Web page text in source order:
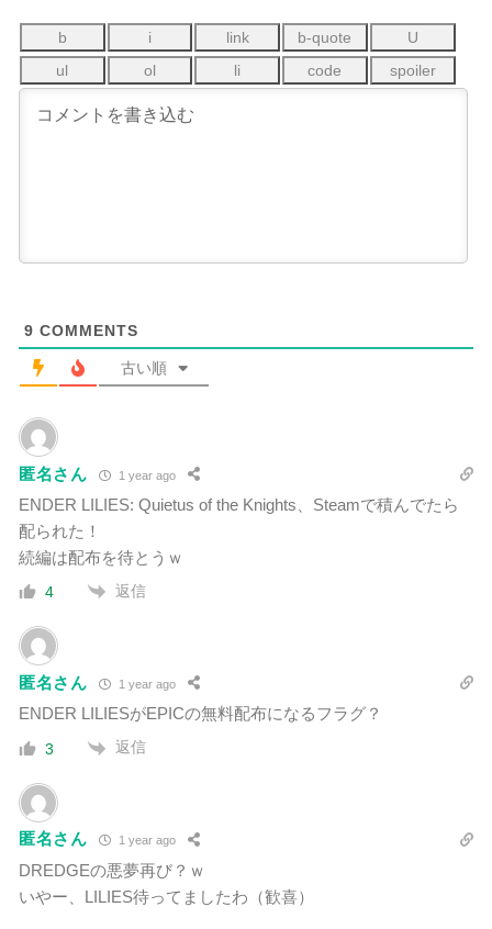
9 COMMENTS
古い順
匿名さん 1 year ago
ENDER LILIES: Quietus of the Knights、Steamで積んでたら
配られた！
続編は配布を待とうｗ
4 返信
匿名さん 1 year ago
ENDER LILIESがEPICの無料配布になるフラグ？
3 返信
匿名さん 1 year ago
DREDGEの悪夢再び？ｗ
いやー、LILIES待ってましたわ（歓喜）